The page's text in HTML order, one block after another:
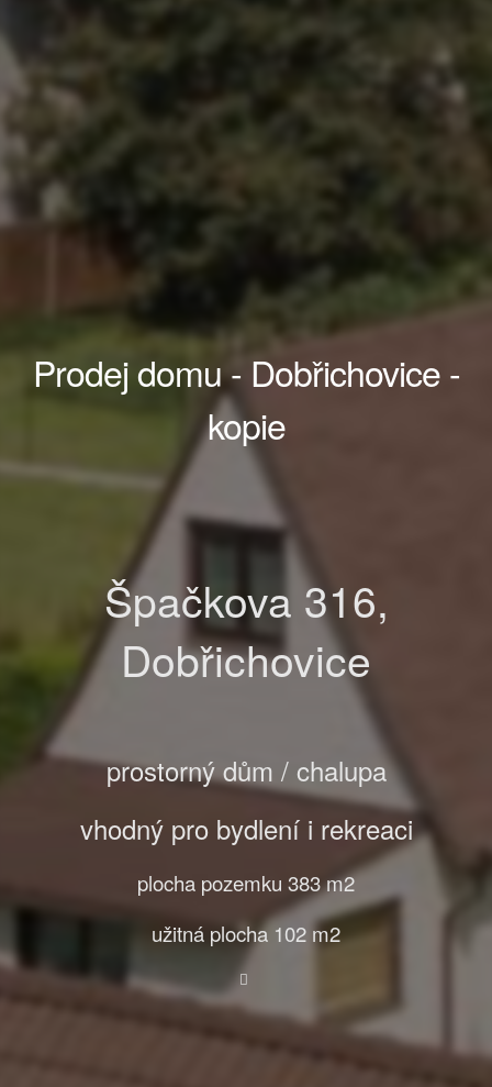
Prodej domu - Dobřichovice -
kopie
Špačkova 316,
Dobřichovice
prostorný dům / chalupa
vhodný pro bydlení i rekreaci
plocha pozemku 383 m2
užitná plocha 102 m2